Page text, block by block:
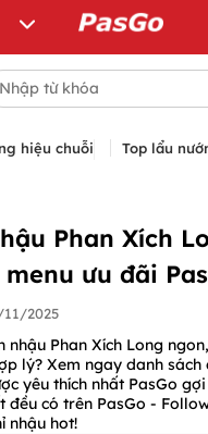
hiệu chuỗi Top lẩu
Phan Xích
ưu đãi
11/2025
nhậu Phan Xích Long
lý? Xem ngay danh sách
yêu thích nhất PasGo
đều có trên PasGo -
nhậu hot!